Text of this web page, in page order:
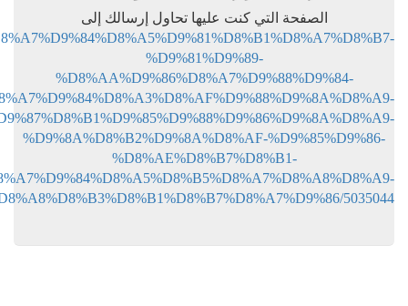
https://www.youm7.com/story/2020/10/25/